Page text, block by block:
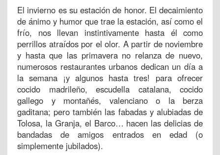
El invierno es su estación de honor. El decaimiento
de ánimo y humor que trae la estación, así como el
frío, nos llevan instintivamente hasta él como
perrillos atraídos por el olor. A partir de noviembre
y hasta que las primavera no relanza de nuevo,
numerosos restaurantes urbanos dedican un día a
la semana ¡y algunos hasta tres! para ofrecer
cocido madrileño, escudella catalana, cocido
gallego y montañés, valenciano o la berza
gaditana; pero también las fabadas y alubiadas de
Tolosa, la Granja, el Barco… hacen las delicias de
bandadas de amigos entrados en edad (o
simplemente jubilados).